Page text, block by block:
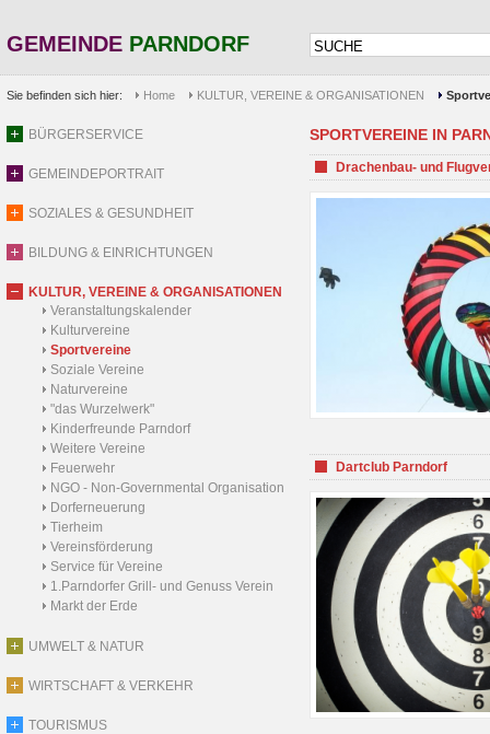
GEMEINDE PARNDORF
Sie befinden sich hier: Home KULTUR, VEREINE & ORGANISATIONEN
BÜRGERSERVICE
GEMEINDEPORTRAIT
SOZIALES & GESUNDHEIT
BILDUNG & EINRICHTUNGEN
KULTUR, VEREINE & ORGANISATIONEN
Veranstaltungskalender
Kulturvereine
Sportvereine
Soziale Vereine
Naturvereine
"das Wurzelwerk"
Kinderfreunde Parndorf
Weitere Vereine
Feuerwehr
NGO - Non-Governmental Organisation
Dorferneuerung
Tierheim
Vereinsförderung
Service für Vereine
1.Parndorfer Grill- und Genuss Verein
Markt der Erde
UMWELT & NATUR
WIRTSCHAFT & VERKEHR
TOURISMUS
SPORTVEREINE IN
Drachenbau- und
Dartclub Parndorf